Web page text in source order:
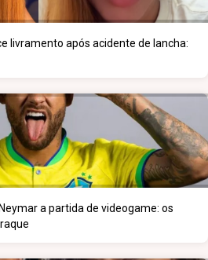
livramento após acidente de lancha:
a partida de videogame: os